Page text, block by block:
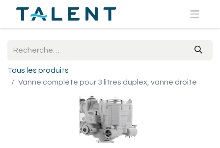
Tous les produits
Vanne complète pour 3 litres duplex, vanne droite